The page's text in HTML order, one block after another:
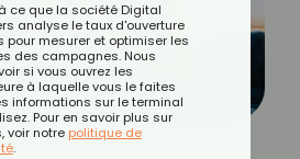
ce que la société Digital
analyse le taux d'ouverture
pour mesurer et optimiser les
des campagnes. Nous
si vous ouvrez les
à laquelle vous le faites
informations sur le terminal
Pour en savoir plus sur
voir notre politique de
.